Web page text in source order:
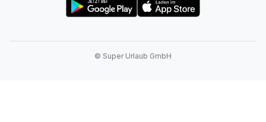
© Super Urlaub GmbH